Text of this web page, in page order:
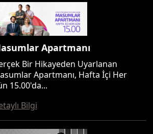
Apartmanı
Bir Hikayeden Uyarlanan
Apartmanı, Hafta İçi Her
15.00'da...
Bilgi